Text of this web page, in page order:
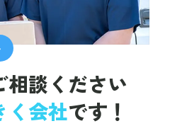
相談ください
く会社です！